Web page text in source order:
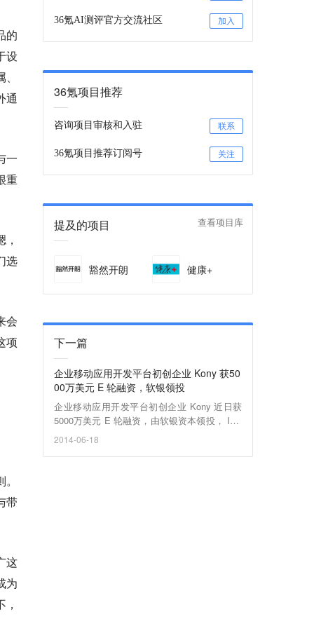
的
设
通
一
重
选
会
项
带
这
为
36氪AI测评官方交流社区 加入
36氪项目推荐
咨询项目审核和入驻 联系
36氪项目推荐订阅号 关注
提及的项目 查看项目库
豁然开朗 健康+
下一篇
企业移动应用开发平台初创企业 Kony 获50
00万美元 E 轮融资，软银领投
企业移动应用开发平台初创企业 Kony 近日获
5000万美元 E 轮融资，由软银资本领投， Insi
ght Venture Partners 及 Telstra Ventures、Ge
2014-06-18